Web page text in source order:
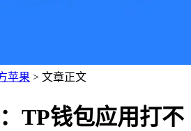
苹果 > 文章正文
TP钱包应用打不